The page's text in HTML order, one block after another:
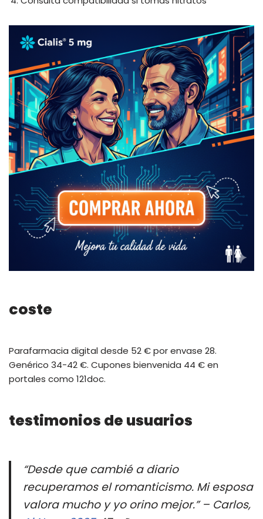
coste
Parafarmacia digital desde 52 € por envase 28.
Genérico 34-42 €. Cupones bienvenida 44 € en
portales como 121doc.
testimonios de usuarios
“Desde que cambié a diario
recuperamos el romanticismo. Mi esposa
valora mucho y yo orino mejor.” – Carlos,